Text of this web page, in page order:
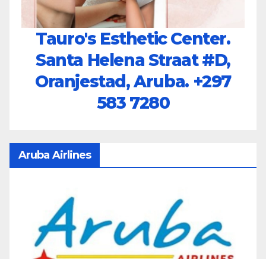
Tauro's Esthetic Center.
Santa Helena Straat #D,
Oranjestad, Aruba. +297
583 7280
Aruba Airlines